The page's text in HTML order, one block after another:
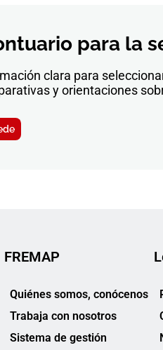
para la
clara para
y orientaciones
FREMAP
Quiénes somos, conócenos
Trabaja con nosotros
Sistema de gestión